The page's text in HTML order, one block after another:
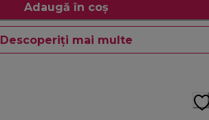
Adaugă în coș
Descoperiți mai multe